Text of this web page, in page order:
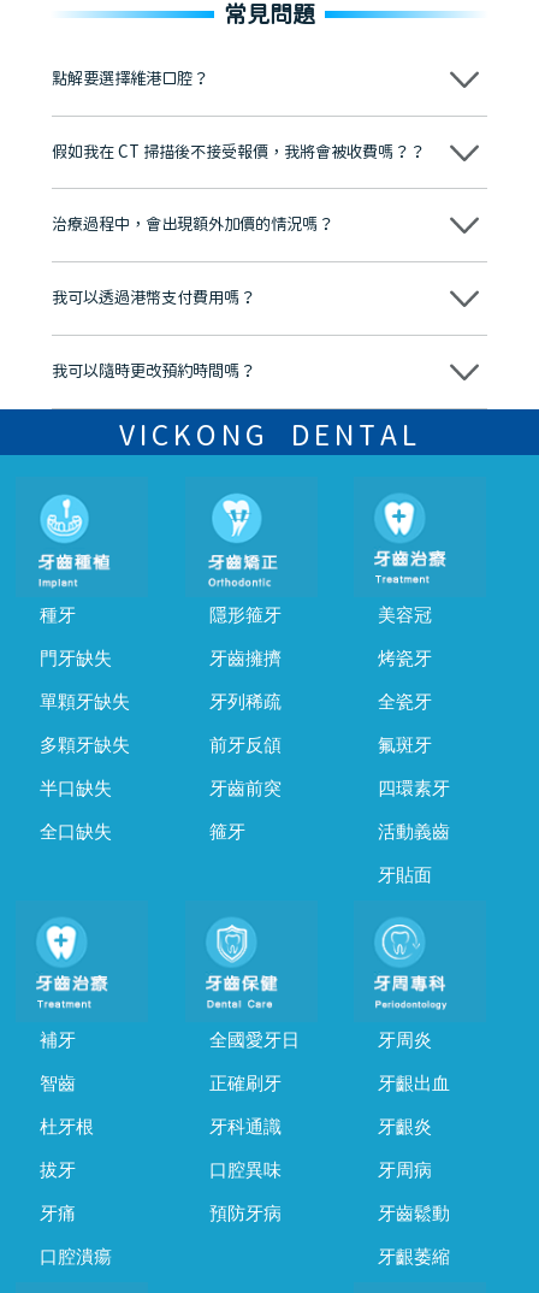
常見問題
點解要選擇維港口腔？
維港口腔踐行「醫道濟世」的大學校訓，各分院匯聚來自香港、內地的
牌」、「2025香港企業領袖品牌」，是諾貝爾種植系統全球放心植牙中
至今已服務超過三十個國家和地區的顧客，受到粵港澳大灣區及周邊城
市市民極高的口碑評價及信任推薦 珠海、深圳設有八大分院，香港亦設
有咨詢及服務保障中心，有任何問題都可以隨時預約免費咨詢，讓人十
假如我在 CT 掃描後不接受報價，我將會被收費嗎？？
不會！只要未開始實際服務之前，你不會被收取任何費用。
治療過程中，會出現額外加價的情況嗎？
不會，治療前我們會詳細說明治療方案及對應的價錢，顧客同意並簽字
我可以透過港幣支付費用嗎？
可以。維港口腔會按照當日匯率轉算收取費用，而匯率會及時告知客人
我可以隨時更改預約時間嗎？
可以，請盡早通過wechat或whatsapp聯絡我們，告知我們你原本預約
的時間及資料，並且重新預約的日期及時段
VICKONG DENTAL
種牙
門牙缺失
單顆牙缺失
多顆牙缺失
半口缺失
全口缺失
隱形箍牙
牙齒擁擠
牙列稀疏
前牙反頜
牙齒前突
箍牙
美容冠
烤瓷牙
全瓷牙
氟斑牙
四環素牙
活動義齒
牙貼面
補牙
智齒
杜牙根
拔牙
牙痛
口腔潰瘍
全國愛牙日
正確刷牙
牙科通識
口腔異味
預防牙病
牙周炎
牙齦出血
牙齦炎
牙周病
牙齒鬆動
牙齦萎縮